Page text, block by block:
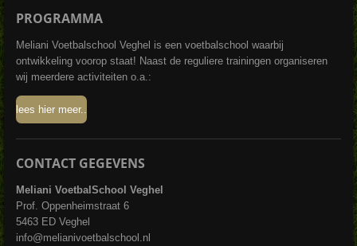
PROGRAMMA
Meliani Voetbalschool Veghel is een voetbalschool waarbij
ontwikkeling voorop staat! Naast de reguliere trainingen organiseren
wij meerdere activiteiten o.a.:
lees hier meer..
CONTACT GEGEVENS
Meliani VoetbalSchool Veghel
Prof. Oppenheimstraat 6
5463 ED Veghel
info@melianivoetbalschool.nl